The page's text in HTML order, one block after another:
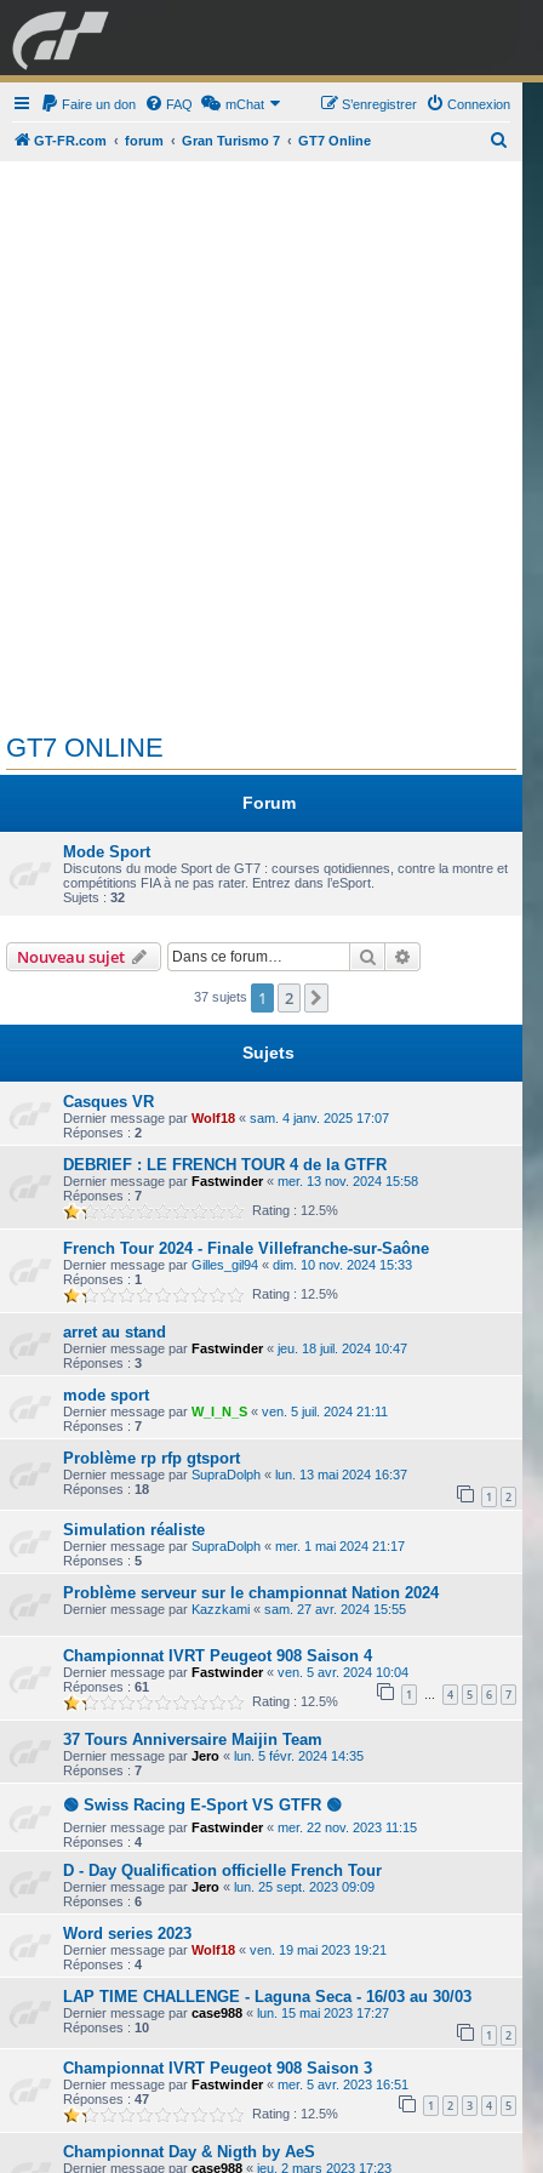
GRAN TURISMO FORUM
Faire un don FAQ mChat Connexion
S’enregistrer
GT-FR.com forum Gran Turismo 7 GT7 Online
GT7 ONLINE
Forum
Mode Sport
Discutons du mode Sport de GT7 : courses qotidiennes, contre la montre et
compétitions FIA à ne pas rater. Entrez dans l’eSport.
Sujets : 32
Nouveau sujet Rechercher
37 sujets 1 2
Sujets
Casques VR
Dernier message par Wolf18 « sam. 4 janv. 2025 17:07
Réponses : 2
DEBRIEF : LE FRENCH TOUR 4 de la GTFR
Dernier message par Fastwinder« mer. 13 nov. 2024 15:58
Réponses : 7
Rating : 12.5%
French Tour 2024 - Finale Villefranche-sur-Saône
Dernier message par Gilles_gil94 « dim. 10 nov. 2024 15:33
Réponses : 1
Rating : 12.5%
arret au stand
Dernier message par Fastwinder« jeu. 18 juil. 2024 10:47
Réponses : 3
mode sport
Dernier message par W_I_N_S « ven. 5 juil. 2024 21:11
Réponses : 7
Problème rp rfp gtsport
Dernier message par SupraDolph « lun. 13 mai 2024 16:37
Réponses : 18 1 2
Simulation réaliste
Dernier message par SupraDolph « mer. 1 mai 2024 21:17
Réponses : 5
Problème serveur sur le championnat Nation 2024
Dernier message par Kazzkami « sam. 27 avr. 2024 15:55
Championnat IVRT Peugeot 908 Saison 4
Dernier message par Fastwinder« ven. 5 avr. 2024 10:04
Réponses : 61 1 … 4 5 6 7
Rating : 12.5%
37 Tours Anniversaire Maijin Team
Dernier message par Jero « lun. 5 févr. 2024 14:35
Réponses : 7
🟢 Swiss Racing E-Sport VS GTFR 🟢
Dernier message par Fastwinder« mer. 22 nov. 2023 11:15
Réponses : 4
D - Day Qualification officielle French Tour
Dernier message par Jero « lun. 25 sept. 2023 09:09
Réponses : 6
Word series 2023
Dernier message par Wolf18 « ven. 19 mai 2023 19:21
Réponses : 4
LAP TIME CHALLENGE - Laguna Seca - 16/03 au 30/03
Dernier message par case988 « lun. 15 mai 2023 17:27
Réponses : 10 1 2
Championnat IVRT Peugeot 908 Saison 3
Dernier message par Fastwinder« mer. 5 avr. 2023 16:51
Réponses : 47 1 2 3 4 5
Rating : 12.5%
Championnat Day & Nigth by AeS
Dernier message par case988 « jeu. 2 mars 2023 17:23